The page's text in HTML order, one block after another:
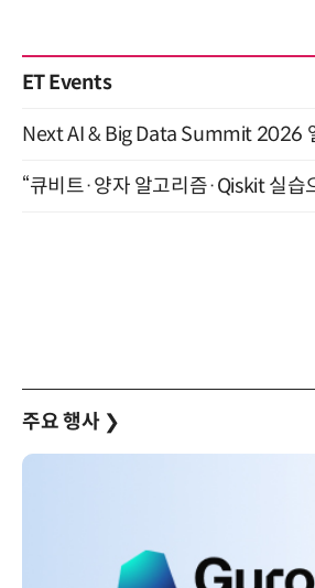
ET Events
주요 행사 ❯